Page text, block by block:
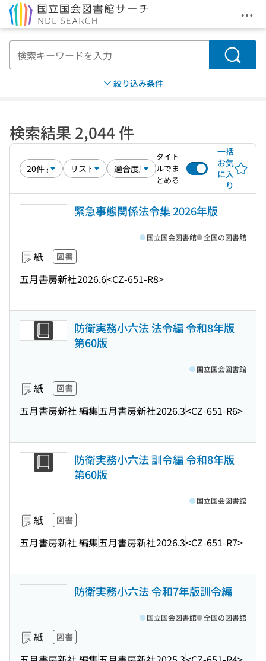
メ
検索
絞り込み条件
検索結果 2,044 件
タイト
ルでま
とめる
一括
お気
に入
り
緊急事態関係法令集 2026年版
紙 図書
五月書房新社2026.6<CZ-651-R8>
国立国会図書館 全国の図書館
防衛実務小六法 法令編 令和8年版
第60版
紙 図書
五月書房新社 編集五月書房新社2026.3<CZ-651-R6>
国立国会図書館
防衛実務小六法 訓令編 令和8年版
第60版
紙 図書
五月書房新社 編集五月書房新社2026.3<CZ-651-R7>
国立国会図書館
防衛実務小六法 令和7年版訓令編
紙 図書
国立国会図書館 全国の図書館